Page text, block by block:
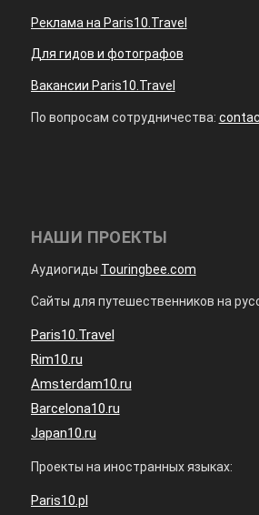
Реклама на Paris10.Travel
Для гидов и фотографов
Вакансии Paris10.Travel
По вопросам сотрудничества:
НАШИ ПРОЕКТЫ
Аудиогиды Touringbee.com
Сайты для путешественников на
Paris10.Travel
Rim10.ru
Amsterdam10.ru
Barcelona10.ru
Japan10.ru
Проекты на иностранных языках:
Paris10.pl